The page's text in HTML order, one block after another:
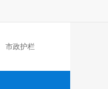
市政护栏